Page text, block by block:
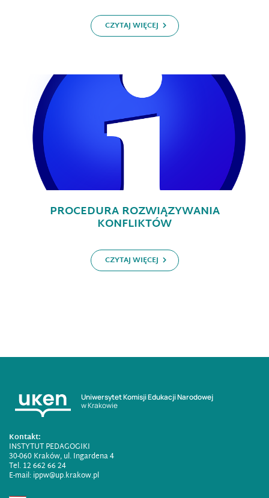
CZYTAJ WIĘCEJ
PROCEDURA ROZWIĄZYWANIA
KONFLIKTÓW
CZYTAJ WIĘCEJ
Uniwersytet Komisji Edukacji Narodowej
w Krakowie
Kontakt:
INSTYTUT PEDAGOGIKI
30-060 Kraków, ul. Ingardena 4
Tel. 12 662 66 24
E-mail:ippw@up.krakow.pl